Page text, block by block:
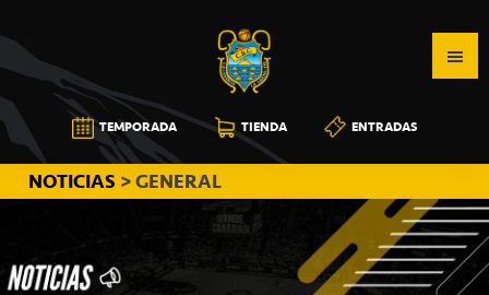
a
la
navegación
principal
al
contenido
principal
a
la
barra
lateral
principal
CB
CANARIAS
TEMPORADA TIENDA ENTRADAS
NOTICIAS > GENERAL